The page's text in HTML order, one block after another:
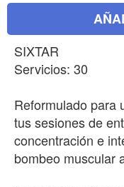
SIXTAR
Servicios: 30
Reformulado para
tus sesiones de
concentración e
bombeo muscular